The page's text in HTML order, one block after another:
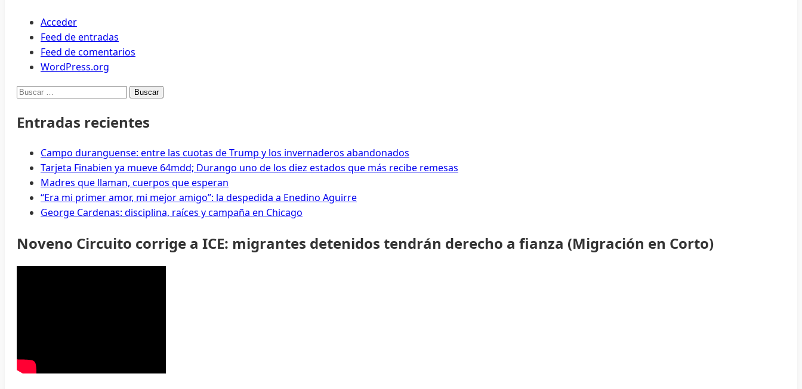
Acceder
Feed de entradas
Feed de comentarios
WordPress.org
Buscar:
Entradas recientes
Campo duranguense: entre las cuotas de Trump y los invernaderos abandonados
Tarjeta Finabien ya mueve 64mdd; Durango uno de los diez estados que más recibe remesas
Madres que llaman, cuerpos que esperan
“Era mi primer amor, mi mejor amigo”: la despedida a Enedino Aguirre
George Cardenas: disciplina, raíces y campaña en Chicago
Noveno Circuito corrige a ICE: migrantes detenidos tendrán derecho a fianza (Migración en Corto)